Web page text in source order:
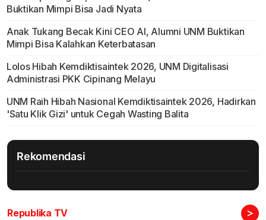
Buktikan Mimpi Bisa Jadi Nyata
Anak Tukang Becak Kini CEO AI, Alumni UNM Buktikan
Mimpi Bisa Kalahkan Keterbatasan
Lolos Hibah Kemdiktisaintek 2026, UNM Digitalisasi
Administrasi PKK Cipinang Melayu
UNM Raih Hibah Nasional Kemdiktisaintek 2026, Hadirkan
'Satu Klik Gizi' untuk Cegah Wasting Balita
Rekomendasi
Republika TV >